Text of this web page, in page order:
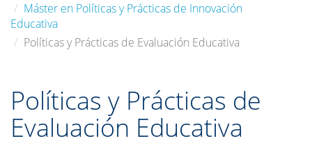
Máster en Políticas y Prácticas de Innovación
Educativa
Políticas y Prácticas de Evaluación Educativa
Políticas y Prácticas de
Evaluación Educativa